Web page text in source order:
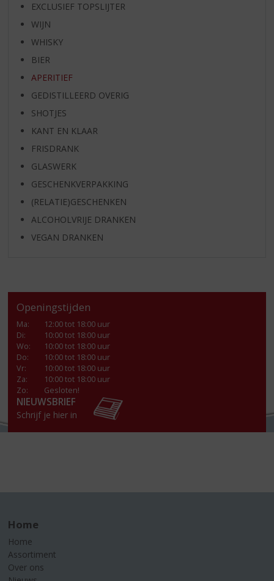
EXCLUSIEF TOPSLIJTER
WIJN
WHISKY
BIER
APERITIEF
GEDISTILLEERD OVERIG
SHOTJES
KANT EN KLAAR
FRISDRANK
GLASWERK
GESCHENKVERPAKKING
(RELATIE)GESCHENKEN
ALCOHOLVRIJE DRANKEN
VEGAN DRANKEN
Openingstijden
Ma:
12:00 tot 18:00 uur
Di:
10:00 tot 18:00 uur
Wo:
10:00 tot 18:00 uur
Do:
10:00 tot 18:00 uur
Vr:
10:00 tot 18:00 uur
Za:
10:00 tot 18:00 uur
Zo:
Gesloten!
NIEUWSBRIEF
Schrijf je hier in
Home
Home
Assortiment
Over ons